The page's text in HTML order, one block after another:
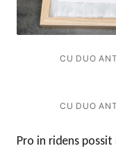
CU DUO
CU DUO
Pro in ridens